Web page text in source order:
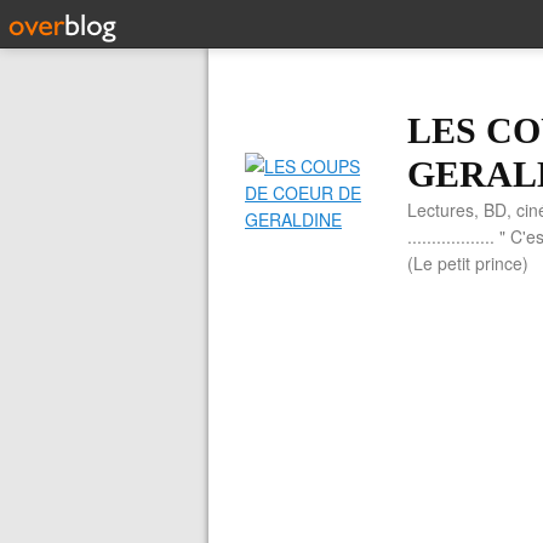
LES
Lectures, BD,
.................. "
(Le petit prince)